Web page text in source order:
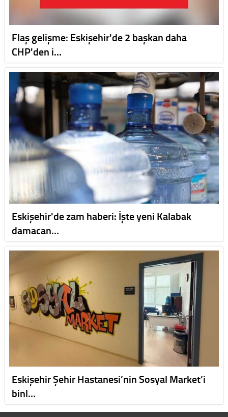
Flaş gelişme: Eskişehir'de 2 başkan daha
CHP'den i…
Eskişehir'de zam haberi: İşte yeni Kalabak
damacan…
Eskişehir Şehir Hastanesi’nin Sosyal Market’i
binl…